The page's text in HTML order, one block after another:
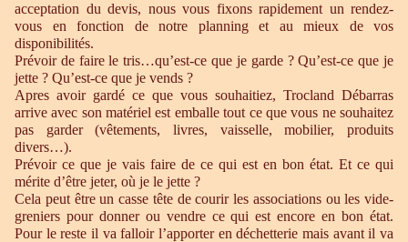
acceptation du devis, nous vous fixons rapidement un rendez-
vous en fonction de notre planning et au mieux de vos
disponibilités.
Prévoir de faire le tris…qu’est-ce que je garde ? Qu’est-ce que je
jette ? Qu’est-ce que je vends ?
Apres avoir gardé ce que vous souhaitiez, Trocland Débarras
arrive avec son matériel est emballe tout ce que vous ne souhaitez
pas garder (vêtements, livres, vaisselle, mobilier, produits
divers…).
Prévoir ce que je vais faire de ce qui est en bon état. Et ce qui
mérite d’être jeter, où je le jette ?
Cela peut être un casse tête de courir les associations ou les vide-
greniers pour donner ou vendre ce qui est encore en bon état.
Pour le reste il va falloir l’apporter en déchetterie mais avant il va